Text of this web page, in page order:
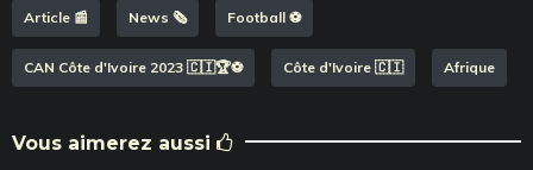
Article 📰 News 🗞️ Football ⚽️
CAN Côte d'Ivoire 2023 🇨🇮🏆⚽️ Côte d'Ivoire 🇨🇮 Afrique
Vous aimerez aussi